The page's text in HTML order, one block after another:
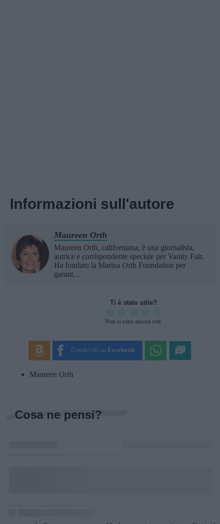
Informazioni sull'autore
Maureen Orth
Maureen Orth, californiana, è una giornalista,
autrice e corrispondente speciale per Vanity Fair.
Ha fondato la Marina Orth Foundation per
garant...
Ti è stato utile?
SUBMIT RATING
Non ci sono ancora voti.
Condividi su Facebook
Maureen Orth
Cosa ne pensi?